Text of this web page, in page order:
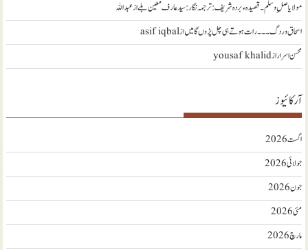
مولا یا صلِ وسلم ۔قصیدہ ء بردہ شریف: ترجمہ نگار : سید عارف معین بلےازعبداللہ
اسحاق وردگ ۔۔۔ رات ہوتے ہی چل پڑوں گا میںازasif iqbal
محسن اسرارازyousaf khalid
آرکائیوز
اگست 2026
جولائی 2026
جون 2026
مئی 2026
مارچ 2026